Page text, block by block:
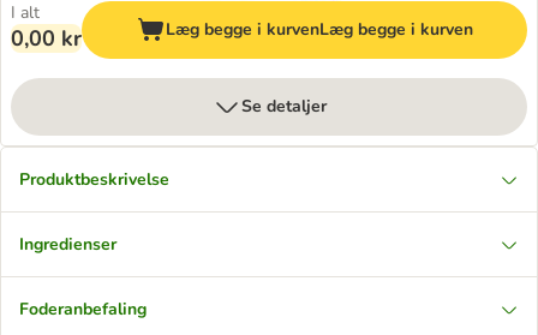
I alt
0,00 kr Læg begge i kurvenLæg begge i kurven
Se detaljer
Produktbeskrivelse
Ingredienser
Foderanbefaling